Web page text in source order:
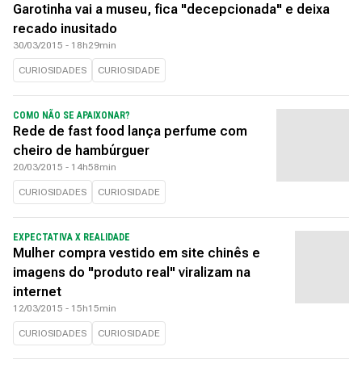
Garotinha vai a museu, fica "decepcionada" e deixa
recado inusitado
30/03/2015 - 18h29min
CURIOSIDADES CURIOSIDADE
COMO NÃO SE APAIXONAR?
Rede de fast food lança perfume com
cheiro de hambúrguer
20/03/2015 - 14h58min
CURIOSIDADES CURIOSIDADE
EXPECTATIVA X REALIDADE
Mulher compra vestido em site chinês e
imagens do "produto real" viralizam na
internet
12/03/2015 - 15h15min
CURIOSIDADES CURIOSIDADE